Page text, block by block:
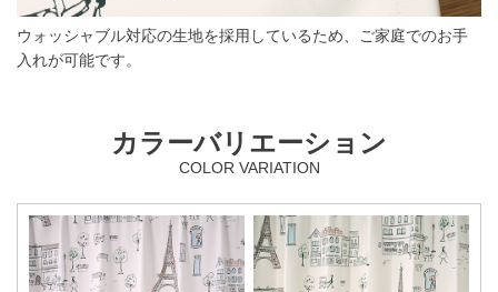
ウォッシャブル対応の生地を採用しているため、ご家庭でのお手
入れが可能です。
カラーバリエーション
COLOR VARIATION